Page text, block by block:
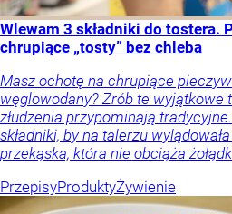
Wlewam 3 składniki do tostera.
chrupiące „tosty” bez chleba
Masz ochotę na chrupiące
węglowodany? Zrób te wyjątkowe
złudzenia przypominają
składniki, by na talerzu
przekąska, która nie obciąża
PrzepisyProduktyŻywienie